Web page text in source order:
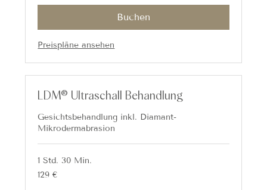
Buchen
Preispläne ansehen
LDM® Ultraschall Behandlung
Gesichtsbehandlung inkl. Diamant-
Mikrodermabrasion
1 Std. 30 Min.
129
Euro
129 €